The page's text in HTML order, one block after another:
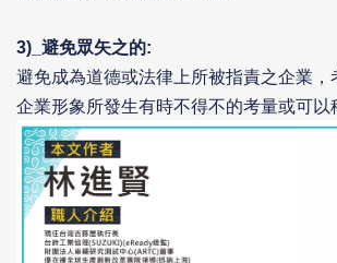
3)_ 避免眾矢之的:
避免成為道德或法律上所被指責之企業，
企業形象所發生有時不得不的考量或可以